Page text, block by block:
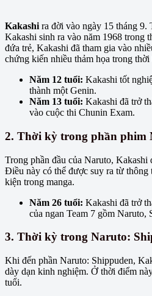
Kakashi ra đời vào ngày 15 tháng 9.
Kakashi sinh ra vào năm 1968 trong
đứa trẻ, Kakashi đã tham gia vào
chứng kiến nhiều thảm họa trong
Năm 12 tuổi: Kakashi tốt
thành một Genin.
Năm 13 tuổi: Kakashi đã trở
vào cuộc thi Chunin Exam.
2. Thời kỳ trong phần phim
Trong phần đầu của Naruto,
Điều này có thể được suy ra từ thông
kiện trong manga.
Năm 26 tuổi: Kakashi đã trở
của ngan Team 7 gồm Naruto,
3. Thời kỳ trong Naruto:
Khi đến phần Naruto: Shippuden,
dày dạn kinh nghiệm. Ở thời điểm
tuổi.